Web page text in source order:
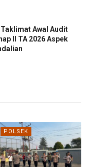
Awal Audit
II TA 2026 Aspek
POLSEK